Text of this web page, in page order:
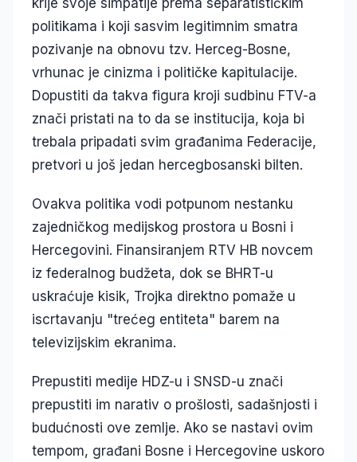
krije svoje simpatije prema separatističkim
politikama i koji sasvim legitimnim smatra
pozivanje na obnovu tzv. Herceg-Bosne,
vrhunac je cinizma i političke kapitulacije.
Dopustiti da takva figura kroji sudbinu FTV-a
znači pristati na to da se institucija, koja bi
trebala pripadati svim građanima Federacije,
pretvori u još jedan hercegbosanski bilten.
Ovakva politika vodi potpunom nestanku
zajedničkog medijskog prostora u Bosni i
Hercegovini. Finansiranjem RTV HB novcem
iz federalnog budžeta, dok se BHRT-u
uskraćuje kisik, Trojka direktno pomaže u
iscrtavanju "trećeg entiteta" barem na
televizijskim ekranima.
Prepustiti medije HDZ-u i SNSD-u znači
prepustiti im narativ o prošlosti, sadašnjosti i
budućnosti ove zemlje. Ako se nastavi ovim
tempom, građani Bosne i Hercegovine uskoro